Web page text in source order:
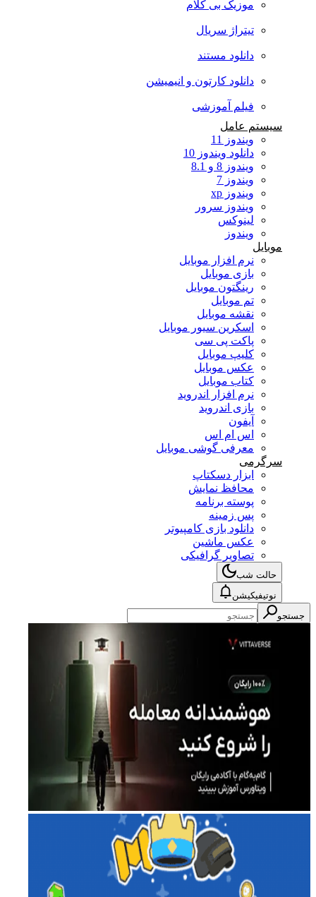
موزیک بی کلام
تیتراژ سریال
دانلود مستند
دانلود کارتون و انیمیشن
فیلم آموزشی
سیستم عامل
ویندوز 11
دانلود ویندوز 10
ویندوز 8 و 8.1
ویندوز 7
ویندوز xp
ویندوز سرور
لینوکس
ویندوز
موبایل
نرم افزار موبایل
بازی موبایل
رینگتون موبایل
تم موبایل
نقشه موبایل
اسکرین سیور موبایل
پاکت پی سی
کلیپ موبایل
عکس موبایل
کتاب موبایل
نرم افزار اندروید
بازی اندروید
آیفون
اس ام اس
معرفی گوشی موبایل
سرگرمی
ابزار دسکتاپ
محافظ نمایش
پوسته برنامه
پس زمینه
دانلود بازی کامپیوتر
عکس ماشین
تصاویر گرافیکی
حالت شب
نوتیفیکیشن
جستجو